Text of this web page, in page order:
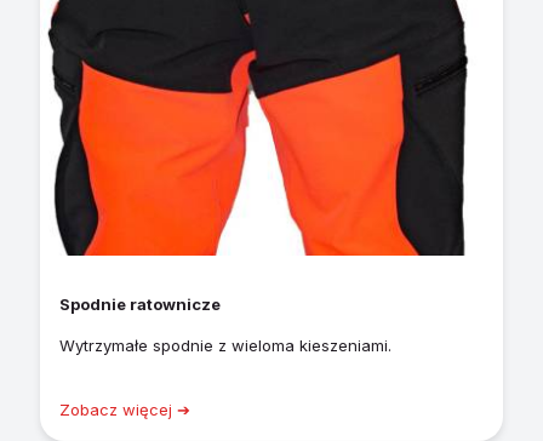
Spodnie ratownicze
Wytrzymałe spodnie z wieloma kieszeniami.
Zobacz więcej ➔